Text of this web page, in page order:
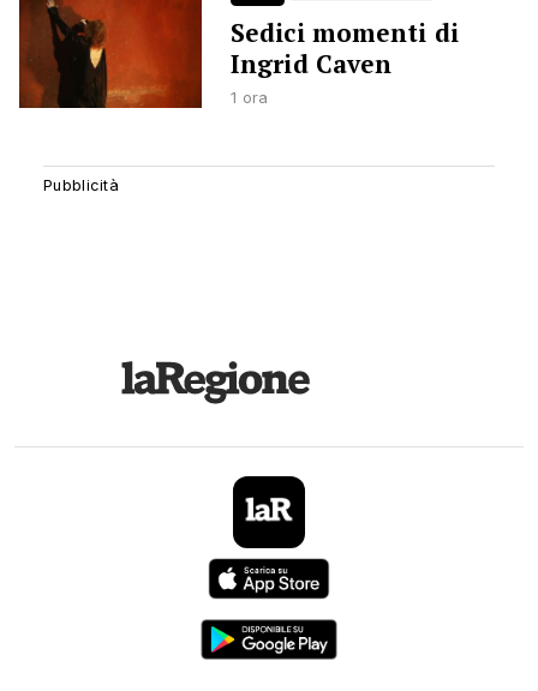
Sedici momenti di
Ingrid Caven
1 ora